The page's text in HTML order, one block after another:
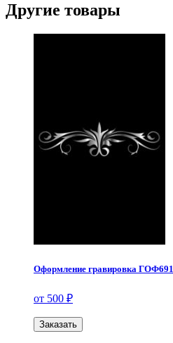
Другие товары
Оформление гравировка ГОФ691
от 500 ₽
Заказать